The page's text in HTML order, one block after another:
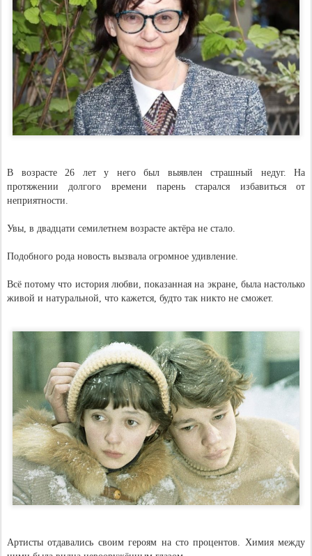
В возрасте 26 лет у него был выявлен страшный недуг. На
протяжении долгого времени парень старался избавиться от
неприятности.
Увы, в двадцати семилетнем возрасте актёра не стало.
Подобного рода новость вызвала огромное удивление.
Всё потому что история любви, показанная на экране, была настолько
живой и натуральной, что кажется, будто так никто не сможет.
Артисты отдавались своим героям на сто процентов. Химия между